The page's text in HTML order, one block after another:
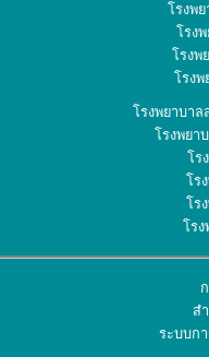
โรงพ
โรง
โรงพ
โรงพ
โรงพยาบาล
โรงพยา
โร
โร
โร
โรง
ส
ระบบก